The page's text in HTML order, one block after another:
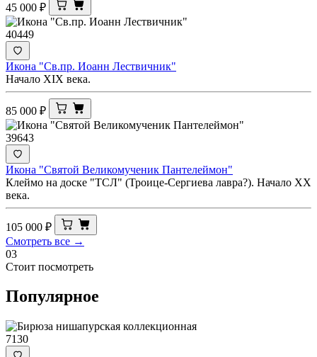
45 000 ₽
40449
Икона "Св.пр. Иоанн Лествичник"
Начало XIX века.
85 000 ₽
39643
Икона "Святой Великомученик Пантелеймон"
Клеймо на доске "ТСЛ" (Троице-Сергиева лавра?). Начало XX
века.
105 000 ₽
Смотреть все →
03
Стоит посмотреть
Популярное
7130